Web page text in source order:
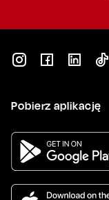
Pobierz aplikację